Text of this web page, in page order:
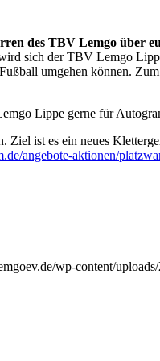
des TBV Lemgo über
sich der TBV Lemgo
umgehen können.
Lippe gerne für
ist es ein neues
angebote-aktionen/
wp-content/